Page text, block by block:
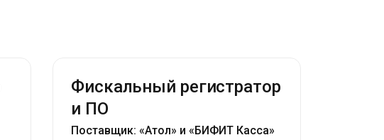
Фискальный регистратор
и ПО
Поставщик: «Атол» и «БИФИТ Касса»